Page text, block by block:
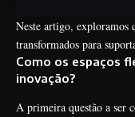
Neste artigo, exploramos
transformados para
Como os espaços
inovação?
A primeira questão a ser